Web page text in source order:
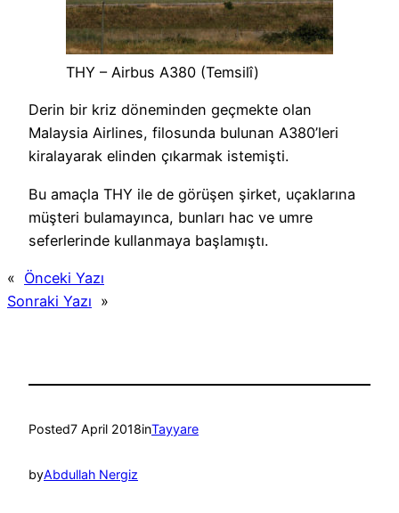
THY – Airbus A380 (Temsilî)
Derin bir kriz döneminden geçmekte olan
Malaysia Airlines, filosunda bulunan A380’leri
kiralayarak elinden çıkarmak istemişti.
Bu amaçla THY ile de görüşen şirket, uçaklarına
müşteri bulamayınca, bunları hac ve umre
seferlerinde kullanmaya başlamıştı.
« Önceki Yazı
Sonraki Yazı »
Posted7 April 2018inTayyare
byAbdullah Nergiz